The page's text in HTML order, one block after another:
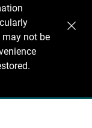
not be